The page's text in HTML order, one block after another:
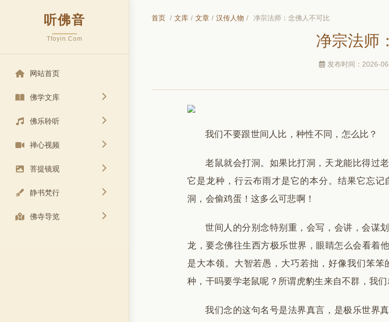
听佛音
Tfoyin.Com
网站首页
佛学文库
佛乐聆听
禅心视频
菩提镜观
静书梵行
佛寺导览
首页 / 文库 / 文章 / 汉传人物 / 净宗法师：念佛人不可比
净宗法师
发布时间：2026-
我们不要跟世间人比，种性不同，怎么比？
老鼠就会打洞。如果比打洞，天龙能比得过
它是龙种，行云布雨才是它的本分。结果它忘
洞，会偷鸡蛋！这多么可悲啊！
世间人的分别念特别重，会写，会讲，会谋
龙，要念佛往生西方极乐世界，眼睛怎么会看着
是大本领。大智若愚，大巧若拙，好像我们笨
种，干吗要学老鼠呢？所谓虎豹生来自不群，我们
我们念的这句名号是法界真言，是极乐世界